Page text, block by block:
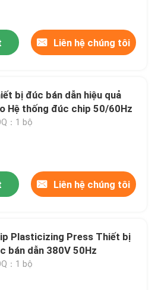
Liên hệ chúng tôi
bị đúc bán dẫn hiệu quả
Hệ thống đúc chip 50/60Hz
：1 bộ
Liên hệ chúng tôi
Plasticizing Press Thiết bị
bán dẫn 380V 50Hz
：1 bộ